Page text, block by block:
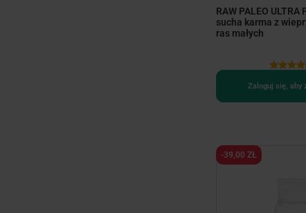
RAW PALEO ULTRA
sucha karma z
ras małych
Zaloguj się, aby
-39,00 ZŁ